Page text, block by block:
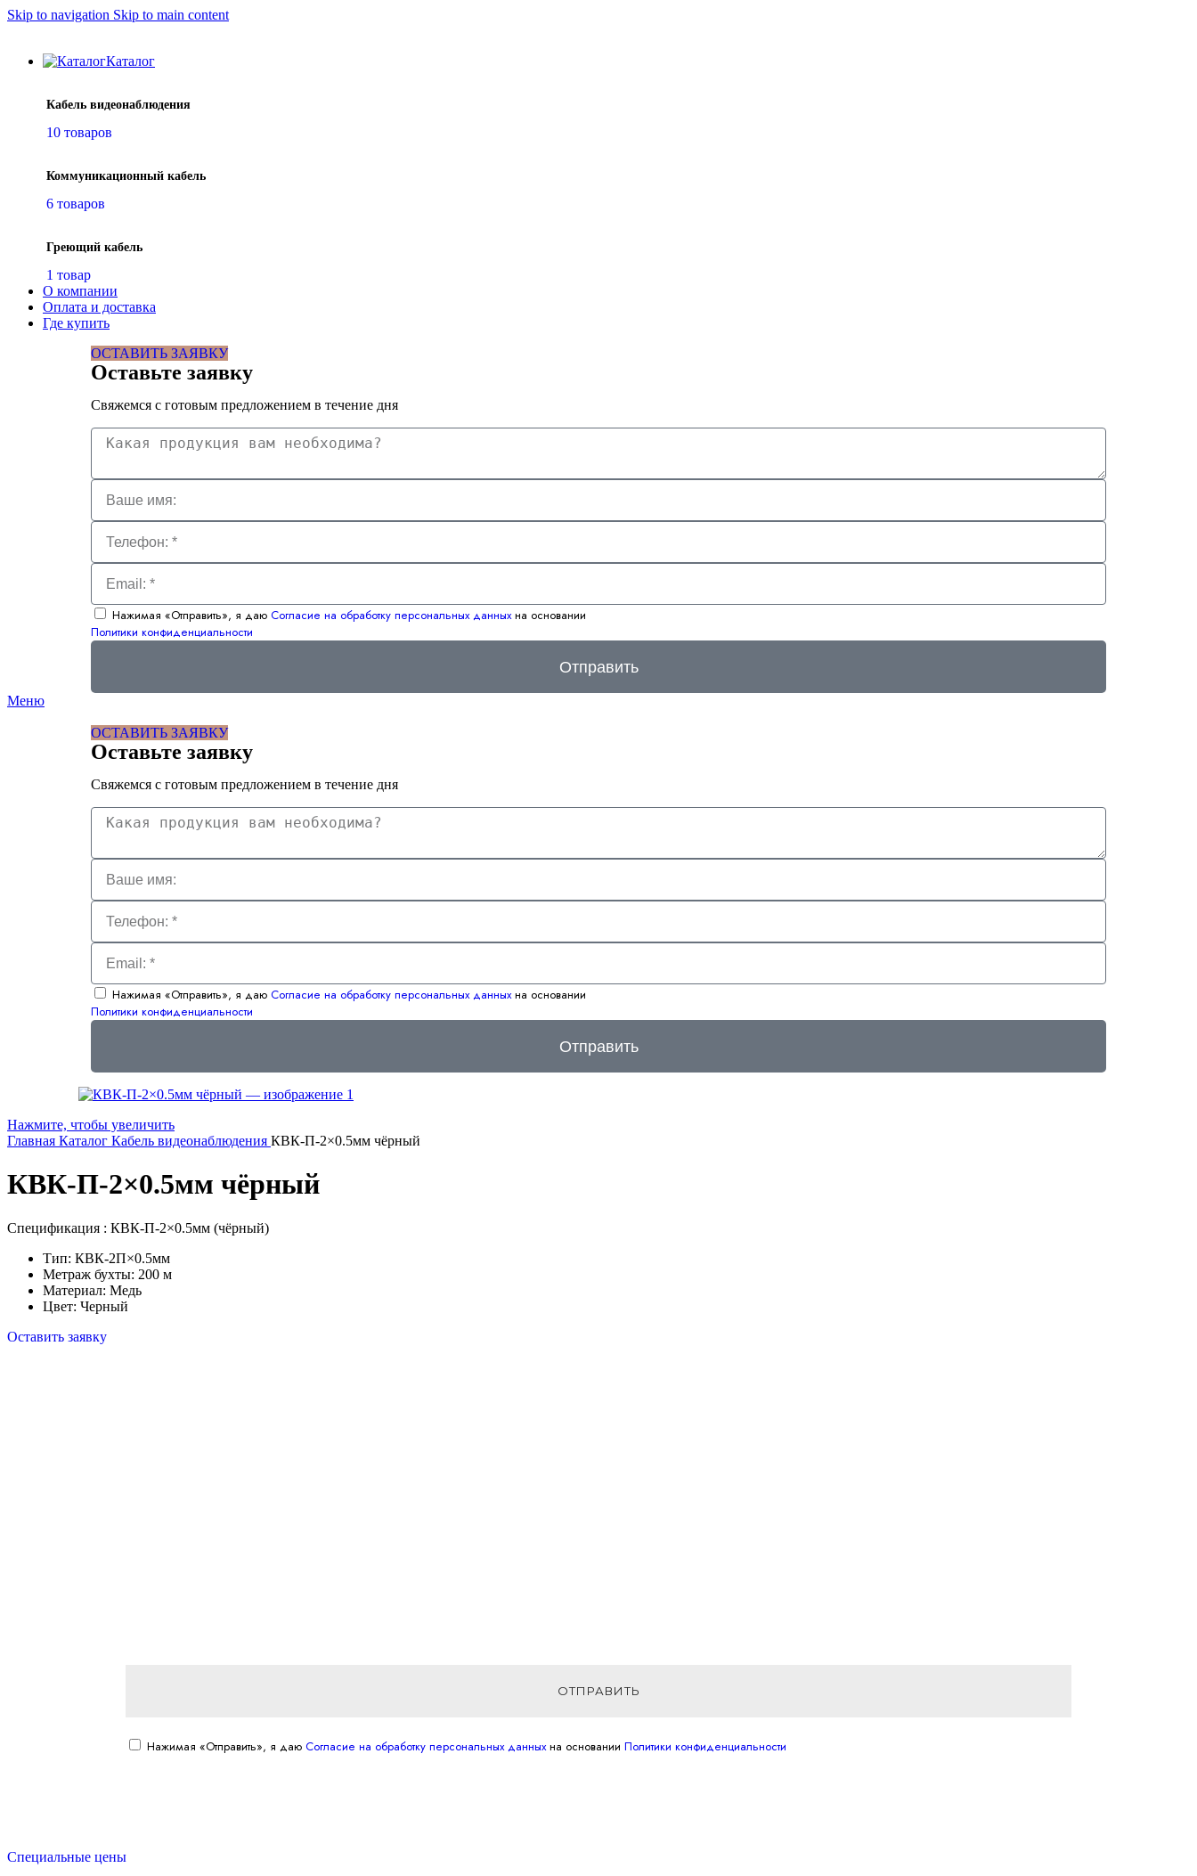
Skip to navigation Skip to main content
Каталог
Кабель видеонаблюдения
10 товаров
Коммуникационный кабель
6 товаров
Греющий кабель
1 товар
О компании
Оплата и доставка
Где купить
ОСТАВИТЬ ЗАЯВКУ
Оставьте заявку
Свяжемся с готовым предложением в течение дня
Нажимая «Отправить», я даю Согласие на обработку персональных данныхна основании
Политики конфиденциальности
Отправить
Меню
ОСТАВИТЬ ЗАЯВКУ
Оставьте заявку
Свяжемся с готовым предложением в течение дня
Нажимая «Отправить», я даю Согласие на обработку персональных данныхна основании
Политики конфиденциальности
Отправить
Нажмите, чтобы увеличить
Главная Каталог Кабель видеонаблюдения КВК-П-2×0.5мм чёрный
КВК-П-2×0.5мм чёрный
Спецификация : КВК-П-2×0.5мм (чёрный)
Тип: КВК-2П×0.5мм
Метраж бухты: 200 м
Материал: Медь
Цвет: Черный
Оставить заявку
Нажимая «Отправить», я даю Согласие на обработку персональных данныхна основании Политики конфиденциальности
ОТПРАВИТЬ
Специальные цены